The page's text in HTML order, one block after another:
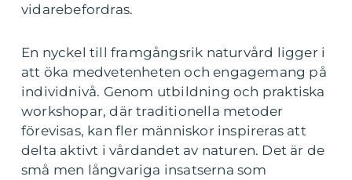
vidarebefordras.
En nyckel till framgångsrik naturvård ligger i
att öka medvetenheten och engagemang på
individnivå. Genom utbildning och praktiska
workshopar, där traditionella metoder
förevisas, kan fler människor inspireras att
delta aktivt i vårdandet av naturen. Det är de
små men långvariga insatserna som